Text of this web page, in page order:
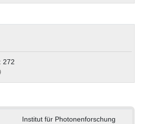
272
Institut für Photonenforschung